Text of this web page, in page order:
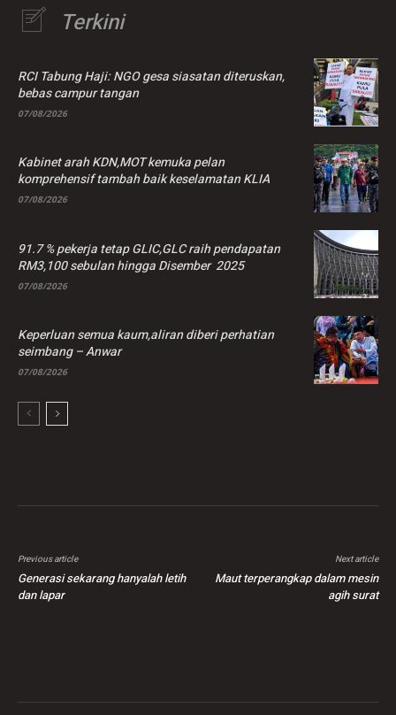
Terkini
RCI Tabung Haji: NGO gesa siasatan diteruskan,
bebas campur tangan
07/08/2026
Kabinet arah KDN,MOT kemuka pelan
komprehensif tambah baik keselamatan KLIA
07/08/2026
91.7 % pekerja tetap GLIC,GLC raih pendapatan
RM3,100 sebulan hingga Disember 2025
07/08/2026
Keperluan semua kaum,aliran diberi perhatian
seimbang – Anwar
07/08/2026
Previous article
Generasi sekarang hanyalah letih
dan lapar
Next article
Maut terperangkap dalam mesin
agih surat